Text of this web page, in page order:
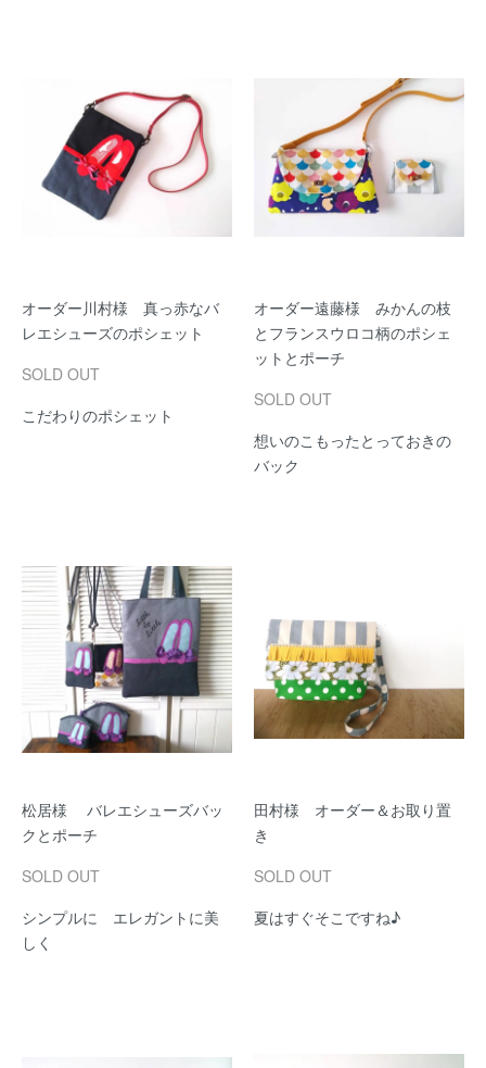
オーダー川村様 真っ赤なバ
レエシューズのポシェット
SOLD OUT
こだわりのポシェット
オーダー遠藤様 みかんの枝
とフランスウロコ柄のポシェ
ットとポーチ
SOLD OUT
想いのこもったとっておきの
バック
松居様 バレエシューズバッ
クとポーチ
SOLD OUT
シンプルに エレガントに美
しく
田村様 オーダー＆お取り置
き
SOLD OUT
夏はすぐそこですね♪